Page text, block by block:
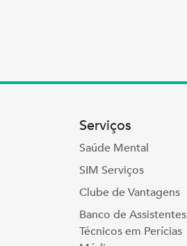
Serviços
Saúde Mental
SIM Serviços
Clube de Vantagens
Banco de Assistentes
Técnicos em Perícias